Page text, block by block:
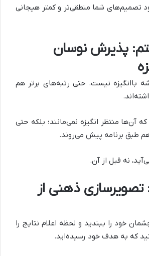
تصمیم‌های شما منطقی‌تر و کمتر هیجانی
پذیرش نوسان
باانگیزه نیست. حتی رتبه‌های برتر هم
آن‌ها منتظر انگیزه نمی‌مانند؛ بلکه حتی
هم طبق برنامه پیش می‌روند.
نه قبل از آن.
ذهنی از
خود را ببندید و لحظه اعلام نتایج را
که به هدف خود رسیده‌اید.